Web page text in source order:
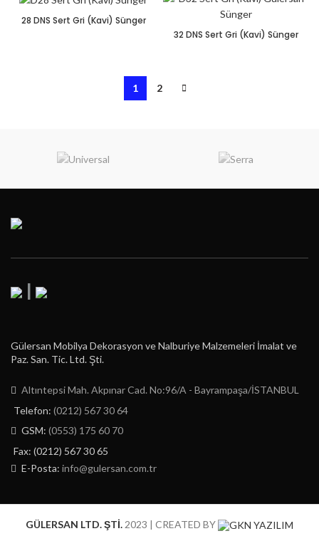
28 DNS Sert Gri (Kavi) Sünger
32 DNS Sert Gri (Kavi) Sünger
1 2
|
Gülersan Mobilya Dekorasyon ve Nalburiye Malzemeleri İmalat ve
Paz. San. Tic. Ltd. Şti.
Altıntepsi Mah. Akpınar Cad. No:96/A - Bayrampaşa/İSTANBUL
Telefon: (0212) 567 30 64
GSM: (0553) 175 60 70
Fax: (0212) 567 30 65
E-Posta: info@gulersan.com.tr
GÜLERSAN LTD. ŞTİ. 2023 | CREATED BY